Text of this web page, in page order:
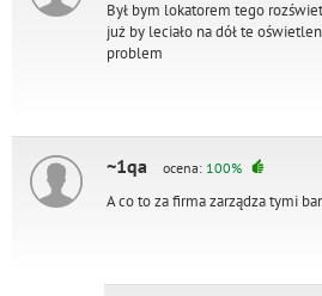
Był bym lokatorem tego
już by leciało na dół te
problem
~1qa ocena: 100%
A co to za firma zarządza tymi